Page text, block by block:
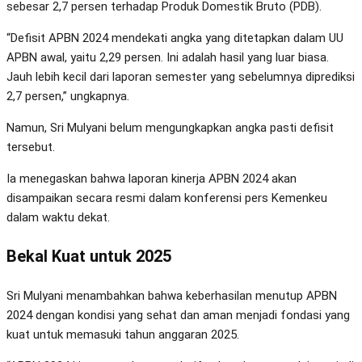
sebesar 2,7 persen terhadap Produk Domestik Bruto (PDB).
“Defisit APBN 2024 mendekati angka yang ditetapkan dalam UU
APBN awal, yaitu 2,29 persen. Ini adalah hasil yang luar biasa.
Jauh lebih kecil dari laporan semester yang sebelumnya diprediksi
2,7 persen,” ungkapnya.
Namun, Sri Mulyani belum mengungkapkan angka pasti defisit
tersebut.
Ia menegaskan bahwa laporan kinerja APBN 2024 akan
disampaikan secara resmi dalam konferensi pers Kemenkeu
dalam waktu dekat.
Bekal Kuat untuk 2025
Sri Mulyani menambahkan bahwa keberhasilan menutup APBN
2024 dengan kondisi yang sehat dan aman menjadi fondasi yang
kuat untuk memasuki tahun anggaran 2025.